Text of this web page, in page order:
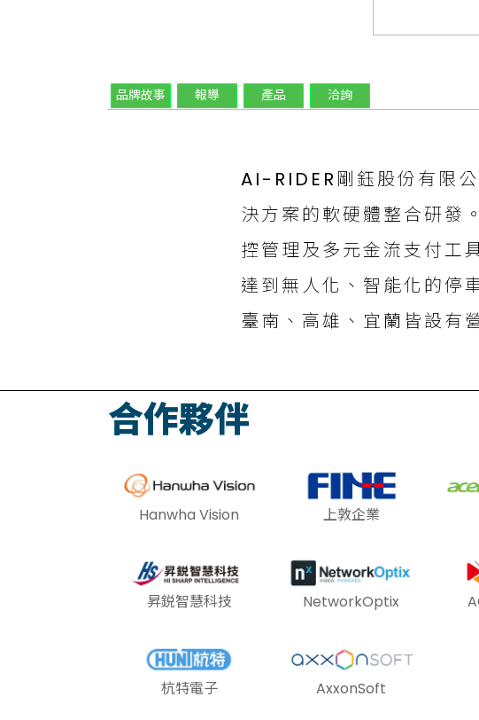
品牌故事 報導 產品 洽詢
AI-RIDER剛鈺股份有限
決方案的軟硬體整合研發
控管理及多元金流支付工
達到無人化、智能化的停
臺南、高雄、宜蘭皆設有
合作夥伴
Hanwha Vision 上敦企業
昇鋭智慧科技 NetworkOptix
杭特電子 AxxonSoft